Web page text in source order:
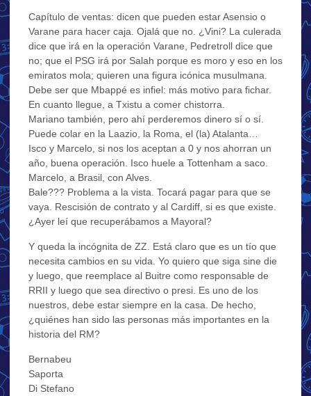
Capítulo de ventas: dicen que pueden estar Asensio o
Varane para hacer caja. Ojalá que no. ¿Vini? La culerada
dice que irá en la operación Varane, Pedretroll dice que
no; que el PSG irá por Salah porque es moro y eso en los
emiratos mola; quieren una figura icónica musulmana.
Debe ser que Mbappé es infiel: más motivo para fichar.
En cuanto llegue, a Txistu a comer chistorra.
Mariano también, pero ahí perderemos dinero sí o sí.
Puede colar en la Laazio, la Roma, el (la) Atalanta…
Isco y Marcelo, si nos los aceptan a 0 y nos ahorran un
año, buena operación. Isco huele a Tottenham a saco.
Marcelo, a Brasil, con Alves.
Bale??? Problema a la vista. Tocará pagar para que se
vaya. Rescisión de contrato y al Cardiff, si es que existe.
¿Ayer leí que recuperábamos a Mayoral?
Y queda la incógnita de ZZ. Está claro que es un tío que
necesita cambios en su vida. Yo quiero que siga sine die
y luego, que reemplace al Buitre como responsable de
RRII y luego que sea directivo o presi. Es uno de los
nuestros, debe estar siempre en la casa. De hecho,
¿quiénes han sido las personas más importantes en la
historia del RM?
Bernabeu
Saporta
Di Stefano